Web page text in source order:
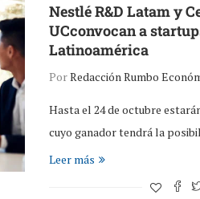
Nestlé R&D Latam y
UCconvocan a
Latinoamérica
PorRedacción Rumbo
Hasta el 24 de octubre
cuyo ganador tendrá la
Leer más